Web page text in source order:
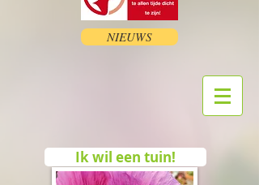
NIEUWS
Ik wil een tuin!